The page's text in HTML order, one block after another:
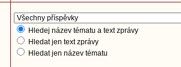
Hledej název tématu a text zprávy
Hledat jen text zprávy
Hledat jen název tématu